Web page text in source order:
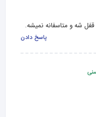
شه و متاسفانه نمیشه.
پاسخ دادن